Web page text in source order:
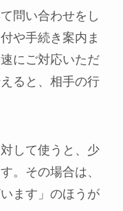
問い合わせをし
や手続き案内ま
にご対応いただ
ると、相手の行
して使うと、少
。その場合は、
ます」のほうが